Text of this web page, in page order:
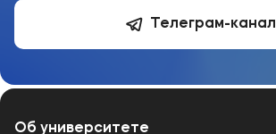
Телеграм-канал
Об университете